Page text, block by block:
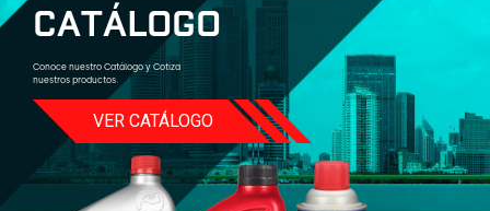
CATÁLOGO
Conoce nuestro Catálogo y Cotiza
nuestros productos.
VER CATÁLOGO